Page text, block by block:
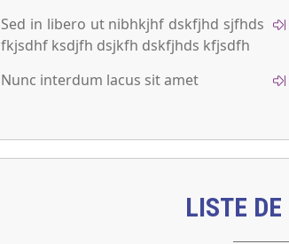
Sed in libero ut nibhkjhf dskfjhd sjfhds
fkjsdhf ksdjfh dsjkfh dskfjhds kfjsdfh
Nunc interdum lacus sit amet
LISTE DE